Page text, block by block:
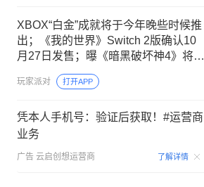
XBOX“白金”成就将于今年晚些时候推
出；《我的世界》Switch 2版确认10
月27日发售；曝《暗黑破坏神4》将于
9月登陆Switch 2
玩家派对 打开APP
凭本人手机号：验证后获取！#运营商
业务
广告 云启创想运营商 了解详情